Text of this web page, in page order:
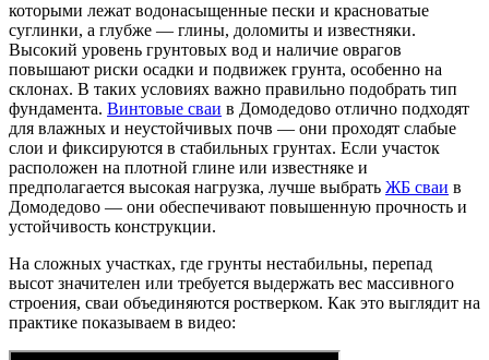
которыми лежат водонасыщенные пески и красноватые
суглинки, а глубже — глины, доломиты и известняки.
Высокий уровень грунтовых вод и наличие оврагов
повышают риски осадки и подвижек грунта, особенно на
склонах. В таких условиях важно правильно подобрать тип
фундамента. Винтовые сваи в Домодедово отлично подходят
для влажных и неустойчивых почв — они проходят слабые
слои и фиксируются в стабильных грунтах. Если участок
расположен на плотной глине или известняке и
предполагается высокая нагрузка, лучше выбрать ЖБ сваи в
Домодедово — они обеспечивают повышенную прочность и
устойчивость конструкции.
На сложных участках, где грунты нестабильны, перепад
высот значителен или требуется выдержать вес массивного
строения, сваи объединяются ростверком. Как это выглядит на
практике показываем в видео: